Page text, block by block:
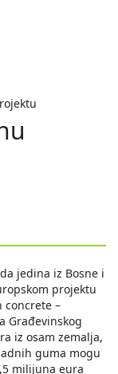
jedina iz Bosne i
projektu
concrete –
Građevinskog
iz osam zemalja,
guma mogu
milijuna eura